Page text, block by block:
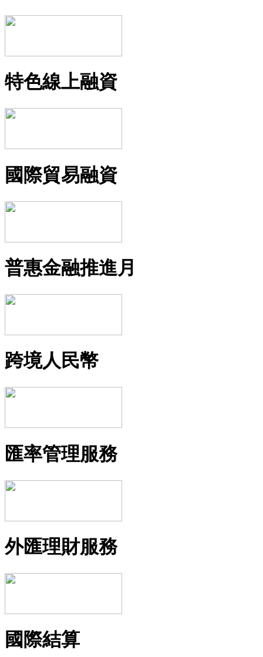
特色線上融資
國際貿易融資
普惠金融推進月
跨境人民幣
匯率管理服務
外匯理財服務
國際結算